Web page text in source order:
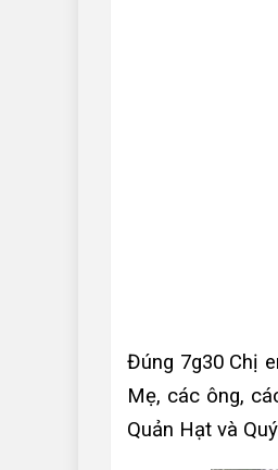
Đúng 7g30 Chị
Mẹ, các ông,
Quản Hạt và